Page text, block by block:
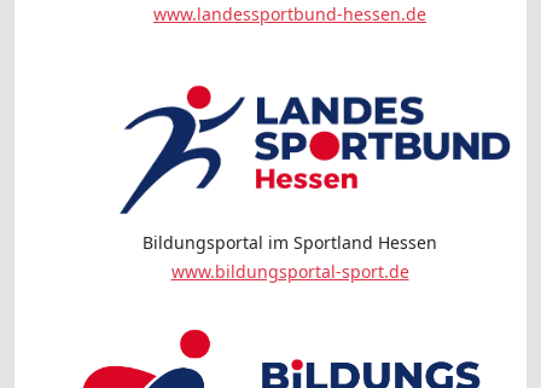
www.landessportbund-hessen.de
Bildungsportal im Sportland Hessen
www.bildungsportal-sport.de